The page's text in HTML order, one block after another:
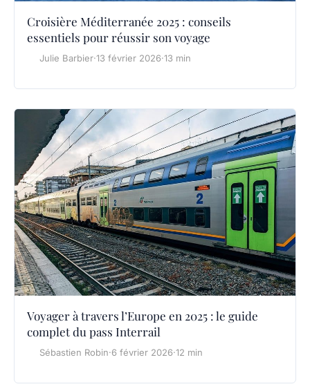
Croisière Méditerranée 2025 : conseils
essentiels pour réussir son voyage
Julie Barbier·13 février 2026·13 min
Voyager à travers l’Europe en 2025 : le guide
complet du pass Interrail
Sébastien Robin·6 février 2026·12 min